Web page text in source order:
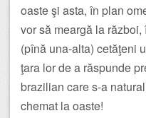
oaste şi asta, în plan
vor să meargă la
(pînă una-alta) cetăţeni
ţara lor de a răspunde
brazilian care s-a
chemat la oaste!